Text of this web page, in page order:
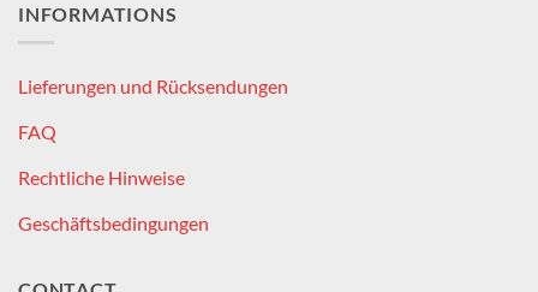
INFORMATIONS
Lieferungen und Rücksendungen
FAQ
Rechtliche Hinweise
Geschäftsbedingungen